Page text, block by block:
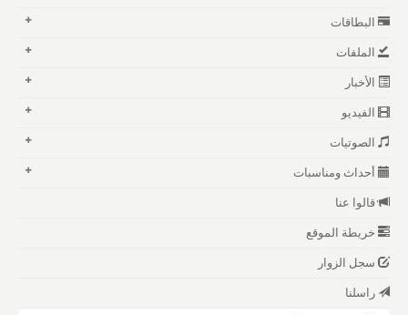
البطاقات
الملفات
الأخبار
الفيديو
الصوتيات
أحداث ومناسبات
قالوا عنا
خريطة الموقع
سجل الزوار
راسلنا